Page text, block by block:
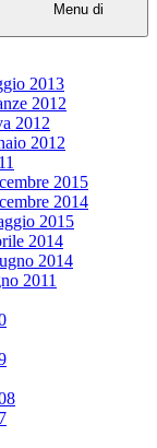
Menu di
2013
2012
2012
2012
2015
2014
2015
2014
2014
2011